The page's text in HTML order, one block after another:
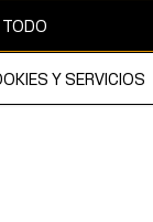
copyright y es
TODO
Y SERVICIOS